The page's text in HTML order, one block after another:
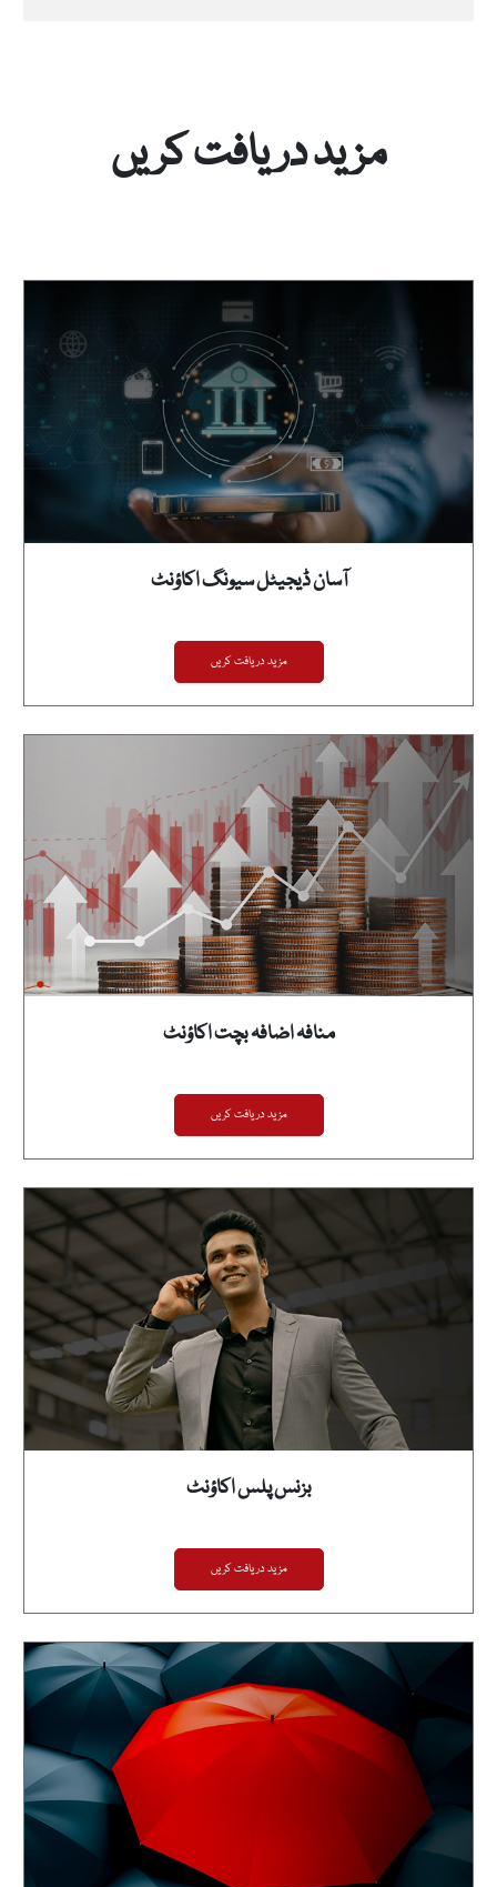
مزید دریافت کریں
آسان ڈیجیٹل سیونگ اکاؤنٹ
مزید دریافت کریں
منافہ اضافہ بچت اکاؤنٹ
مزید دریافت کریں
بزنس پلس اکاؤنٹ
مزید دریافت کریں